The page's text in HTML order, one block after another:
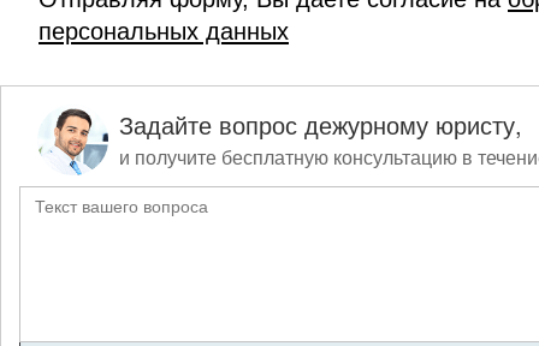
персональных данных
Задайте вопрос дежурному юристу,
и получите бесплатную консультацию в